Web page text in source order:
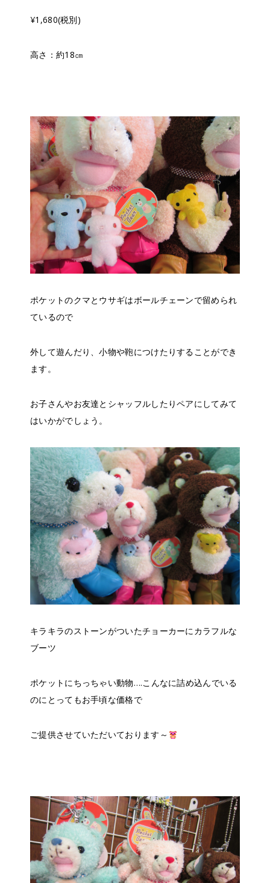
¥1,680(税別)
高さ：約18㎝
ポケットのクマとウサギはボールチェーンで留められ
ているので
外して遊んだり、小物や鞄につけたりすることができ
ます。
お子さんやお友達とシャッフルしたりペアにしてみて
はいかがでしょう。
キラキラのストーンがついたチョーカーにカラフルな
ブーツ
ポケットにちっちゃい動物….こんなに詰め込んでいる
のにとってもお手頃な価格で
ご提供させていただいております～